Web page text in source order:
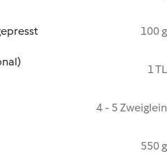
100 g
1 TL
4 - 5 Zweiglein
550 g